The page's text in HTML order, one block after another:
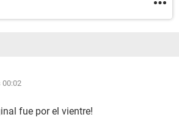
00:02
fue por el vientre!